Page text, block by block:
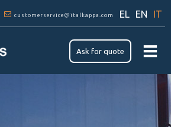
main
content
customerservice@italkappa.com EL EN IT
Ask for quote